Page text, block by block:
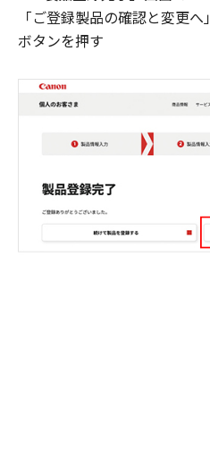
「ご登録製品の確認と変更へ」
ボタンを押す